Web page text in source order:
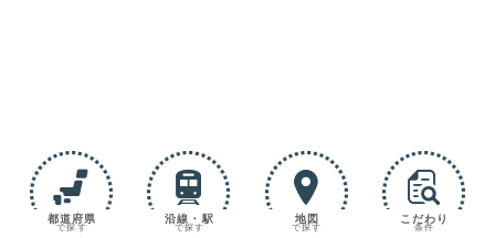
都道府県
で探す
沿線・駅
で探す
地図
で探す
こだわり
条件